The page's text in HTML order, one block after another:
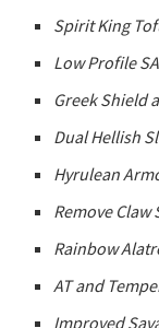
Spirit King
Low Profile
Greek Shield
Dual Hellish
Hyrulean
Remove Claw
Rainbow
AT and
Improved